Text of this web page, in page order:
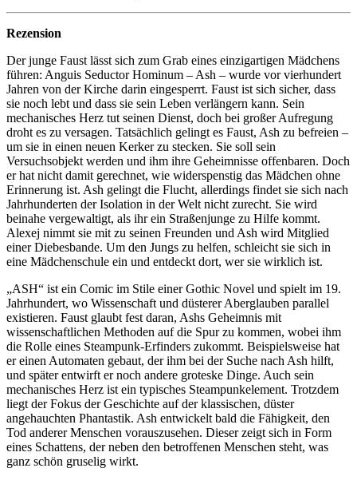
Rezension
Der junge Faust lässt sich zum Grab eines einzigartigen Mädchens
führen: Anguis Seductor Hominum – Ash – wurde vor vierhundert
Jahren von der Kirche darin eingesperrt. Faust ist sich sicher, dass
sie noch lebt und dass sie sein Leben verlängern kann. Sein
mechanisches Herz tut seinen Dienst, doch bei großer Aufregung
droht es zu versagen. Tatsächlich gelingt es Faust, Ash zu befreien –
um sie in einen neuen Kerker zu stecken. Sie soll sein
Versuchsobjekt werden und ihm ihre Geheimnisse offenbaren. Doch
er hat nicht damit gerechnet, wie widerspenstig das Mädchen ohne
Erinnerung ist. Ash gelingt die Flucht, allerdings findet sie sich nach
Jahrhunderten der Isolation in der Welt nicht zurecht. Sie wird
beinahe vergewaltigt, als ihr ein Straßenjunge zu Hilfe kommt.
Alexej nimmt sie mit zu seinen Freunden und Ash wird Mitglied
einer Diebesbande. Um den Jungs zu helfen, schleicht sie sich in
eine Mädchenschule ein und entdeckt dort, wer sie wirklich ist.
„ASH“ ist ein Comic im Stile einer Gothic Novel und spielt im 19.
Jahrhundert, wo Wissenschaft und düsterer Aberglauben parallel
existieren. Faust glaubt fest daran, Ashs Geheimnis mit
wissenschaftlichen Methoden auf die Spur zu kommen, wobei ihm
die Rolle eines Steampunk-Erfinders zukommt. Beispielsweise hat
er einen Automaten gebaut, der ihm bei der Suche nach Ash hilft,
und später entwirft er noch andere groteske Dinge. Auch sein
mechanisches Herz ist ein typisches Steampunkelement. Trotzdem
liegt der Fokus der Geschichte auf der klassischen, düster
angehauchten Phantastik. Ash entwickelt bald die Fähigkeit, den
Tod anderer Menschen vorauszusehen. Dieser zeigt sich in Form
eines Schattens, der neben den betroffenen Menschen steht, was
ganz schön gruselig wirkt.